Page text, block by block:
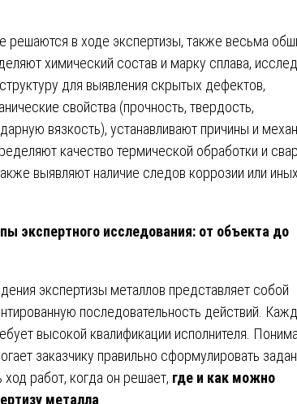
решаются в ходе экспертизы, также весьма
химический состав и марку сплава,
для выявления скрытых дефектов,
свойства (прочность, твердость,
вязкость), устанавливают причины и
качество термической обработки и
выявляют наличие следов коррозии или иных
экспертного исследования: от объекта до
экспертизы металлов представляет собой
последовательность действий.
высокой квалификации исполнителя.
заказчику правильно сформулировать
ход работ, когда он решает, где и как можно
металла